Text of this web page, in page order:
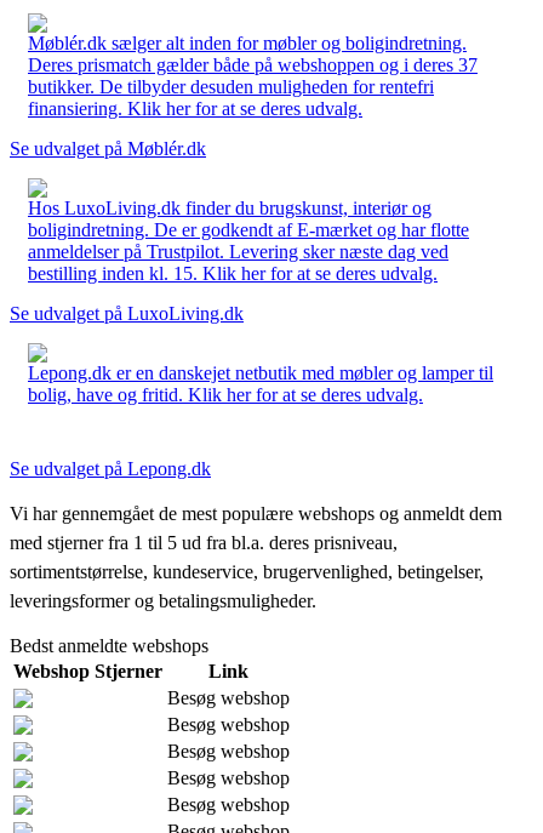
Møblér.dk sælger alt inden for møbler og boligindretning.
Deres prismatch gælder både på webshoppen og i deres 37
butikker. De tilbyder desuden muligheden for rentefri
finansiering. Klik her for at se deres udvalg.
Se udvalget på Møblér.dk
Hos LuxoLiving.dk finder du brugskunst, interiør og
boligindretning. De er godkendt af E-mærket og har flotte
anmeldelser på Trustpilot. Levering sker næste dag ved
bestilling inden kl. 15. Klik her for at se deres udvalg.
Se udvalget på LuxoLiving.dk
Lepong.dk er en danskejet netbutik med møbler og lamper til
bolig, have og fritid. Klik her for at se deres udvalg.
Se udvalget på Lepong.dk
Vi har gennemgået de mest populære webshops og anmeldt dem
med stjerner fra 1 til 5 ud fra bl.a. deres prisniveau,
sortimentstørrelse, kundeservice, brugervenlighed, betingelser,
leveringsformer og betalingsmuligheder.
Bedst anmeldte webshops
Webshop Stjerner
Link
Besøg webshop
Besøg webshop
Besøg webshop
Besøg webshop
Besøg webshop